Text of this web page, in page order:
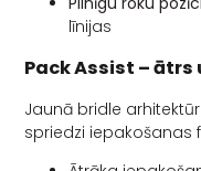
līnijas
Pack Assist –
Jaunā bridle
spriedzi iepakošanas